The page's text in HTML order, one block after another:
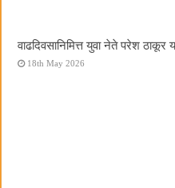
वाढदिवसानिमित्त युवा नेते परेश ठाकूर
18th May 2026